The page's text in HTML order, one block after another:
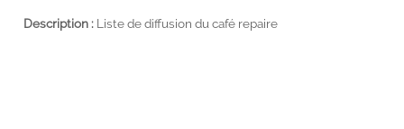
Description : Liste de diffusion du café repaire